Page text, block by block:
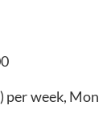
per week, Mon